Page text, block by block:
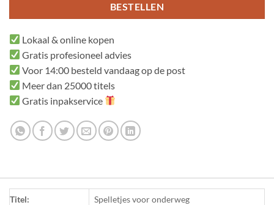
BESTELLEN
Lokaal & online kopen
Gratis profesioneel advies
Voor 14:00 besteld vandaag op de post
Meer dan 25000 titels
Gratis inpakservice
Titel: Spelletjes voor onderweg